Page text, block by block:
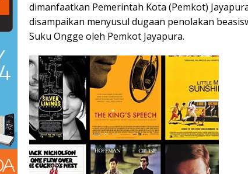
dimanfaatkan Pemerintah Kota (Pemkot)
disampaikan menyusul dugaan penolakan
Suku Ongge oleh Pemkot Jayapura.